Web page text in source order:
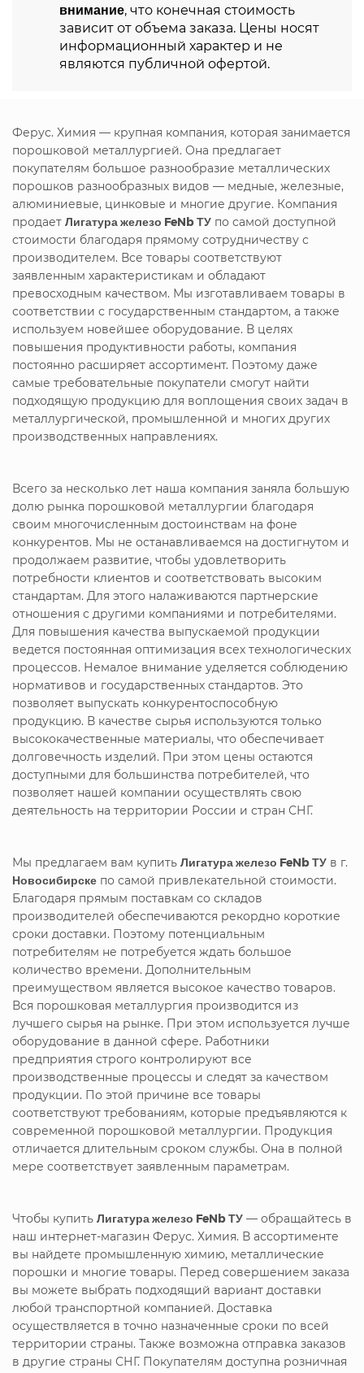
внимание, что конечная стоимость
зависит от объема заказа. Цены носят
информационный характер и не
являются публичной офертой.
Ферус. Химия — крупная компания, которая занимается
порошковой металлургией. Она предлагает
покупателям большое разнообразие металлических
порошков разнообразных видов — медные, железные,
алюминиевые, цинковые и многие другие. Компания
продает Лигатура железо FeNb ТУ по самой доступной
стоимости благодаря прямому сотрудничеству с
производителем. Все товары соответствуют
заявленным характеристикам и обладают
превосходным качеством. Мы изготавливаем товары в
соответствии с государственным стандартом, а также
используем новейшее оборудование. В целях
повышения продуктивности работы, компания
постоянно расширяет ассортимент. Поэтому даже
самые требовательные покупатели смогут найти
подходящую продукцию для воплощения своих задач в
металлургической, промышленной и многих других
производственных направлениях.
Всего за несколько лет наша компания заняла большую
долю рынка порошковой металлургии благодаря
своим многочисленным достоинствам на фоне
конкурентов. Мы не останавливаемся на достигнутом и
продолжаем развитие, чтобы удовлетворить
потребности клиентов и соответствовать высоким
стандартам. Для этого налаживаются партнерские
отношения с другими компаниями и потребителями.
Для повышения качества выпускаемой продукции
ведется постоянная оптимизация всех технологических
процессов. Немалое внимание уделяется соблюдению
нормативов и государственных стандартов. Это
позволяет выпускать конкурентоспособную
продукцию. В качестве сырья используются только
высококачественные материалы, что обеспечивает
долговечность изделий. При этом цены остаются
доступными для большинства потребителей, что
позволяет нашей компании осуществлять свою
деятельность на территории России и стран СНГ.
Мы предлагаем вам купить Лигатура железо FeNb ТУ в г.
Новосибирске по самой привлекательной стоимости.
Благодаря прямым поставкам со складов
производителей обеспечиваются рекордно короткие
сроки доставки. Поэтому потенциальным
потребителям не потребуется ждать большое
количество времени. Дополнительным
преимуществом является высокое качество товаров.
Вся порошковая металлургия производится из
лучшего сырья на рынке. При этом используется лучше
оборудование в данной сфере. Работники
предприятия строго контролируют все
производственные процессы и следят за качеством
продукции. По этой причине все товары
соответствуют требованиям, которые предъявляются к
современной порошковой металлургии. Продукция
отличается длительным сроком службы. Она в полной
мере соответствует заявленным параметрам.
Чтобы купить Лигатура железо FeNb ТУ — обращайтесь в
наш интернет-магазин Ферус. Химия. В ассортименте
вы найдете промышленную химию, металлические
порошки и многие товары. Перед совершением заказа
вы можете выбрать подходящий вариант доставки
любой транспортной компанией. Доставка
осуществляется в точно назначенные сроки по всей
территории страны. Также возможна отправка заказов
в другие страны СНГ. Покупателям доступна розничная